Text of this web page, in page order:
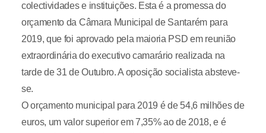
colectividades e instituições. Esta é a promessa do
orçamento da Câmara Municipal de Santarém para
2019, que foi aprovado pela maioria PSD em reunião
extraordinária do executivo camarário realizada na
tarde de 31 de Outubro. A oposição socialista absteve-
se.
O orçamento municipal para 2019 é de 54,6 milhões de
euros, um valor superior em 7,35% ao de 2018, e é